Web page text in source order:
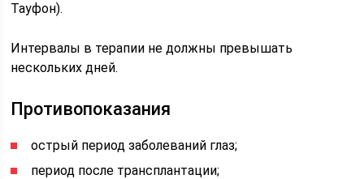
Тауфон).
Интервалы в терапии не должны превышать
нескольких дней.
Противопоказания
острый период заболеваний глаз;
период после трансплантации;